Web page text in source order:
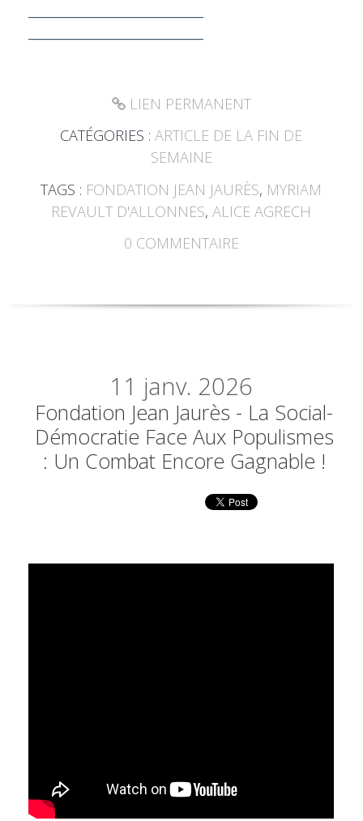
LIEN PERMANENT
CATÉGORIES :ARTICLE DE LA FIN DE
SEMAINE
TAGS : FONDATION JEAN JAURÈS, MYRIAM
REVAULT D'ALLONNES,ALICE AGRECH
0 COMMENTAIRE
11 janv. 2026
Fondation Jean Jaurès - La Social-
Démocratie Face Aux Populismes
: Un Combat Encore Gagnable !